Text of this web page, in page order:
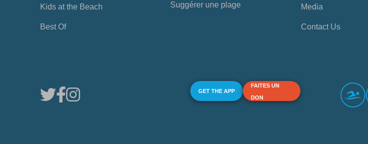
Kids at the Beach
Best Of
Suggérer une plage Media
Contact Us
GET THE APP
FAITES UN
DON